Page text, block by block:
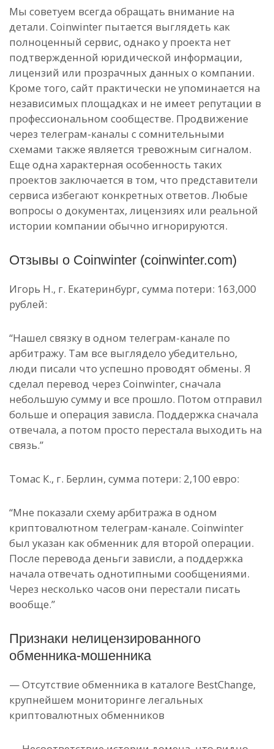
Мы советуем всегда обращать внимание на
детали. Coinwinter пытается выглядеть как
полноценный сервис, однако у проекта нет
подтвержденной юридической информации,
лицензий или прозрачных данных о компании.
Кроме того, сайт практически не упоминается на
независимых площадках и не имеет репутации в
профессиональном сообществе. Продвижение
через телеграм-каналы с сомнительными
схемами также является тревожным сигналом.
Еще одна характерная особенность таких
проектов заключается в том, что представители
сервиса избегают конкретных ответов. Любые
вопросы о документах, лицензиях или реальной
истории компании обычно игнорируются.
Отзывы о Coinwinter (coinwinter.com)
Игорь Н., г. Екатеринбург, сумма потери: 163,000
рублей:
“Нашел связку в одном телеграм-канале по
арбитражу. Там все выглядело убедительно,
люди писали что успешно проводят обмены. Я
сделал перевод через Coinwinter, сначала
небольшую сумму и все прошло. Потом отправил
больше и операция зависла. Поддержка сначала
отвечала, а потом просто перестала выходить на
связь.”
Томас К., г. Берлин, сумма потери: 2,100 евро:
“Мне показали схему арбитража в одном
криптовалютном телеграм-канале. Coinwinter
был указан как обменник для второй операции.
После перевода деньги зависли, а поддержка
начала отвечать однотипными сообщениями.
Через несколько часов они перестали писать
вообще.”
Признаки нелицензированного
обменника-мошенника
— Отсутствие обменника в каталоге BestChange,
крупнейшем мониторинге легальных
криптовалютных обменников